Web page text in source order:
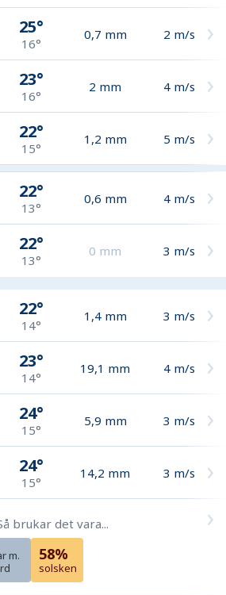
25°
16°
0,7 mm 2 m/s
23°
16°
2 mm 4 m/s
22°
15°
1,2 mm 5 m/s
22°
13°
0,6 mm 4 m/s
22°
13°
0 mm 3 m/s
22°
14°
1,4 mm 3 m/s
23°
14°
19,1 mm 4 m/s
24°
15°
5,9 mm 3 m/s
24°
15°
14,2 mm 3 m/s
brukar det vara...
m.
58%
solsken